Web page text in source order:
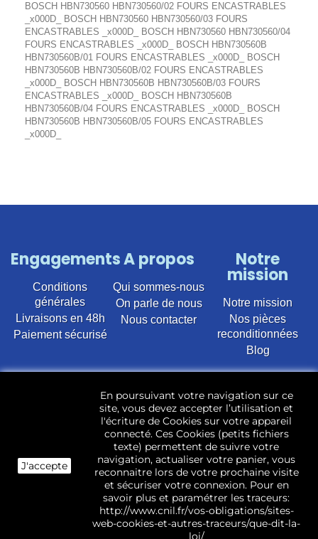
BOSCH HBN730560 HBN730560/02 FOURS ENCASTRABLES
_x000D_ BOSCH HBN730560 HBN730560/03 FOURS
ENCASTRABLES _x000D_ BOSCH HBN730560 HBN730560/04
FOURS ENCASTRABLES _x000D_ BOSCH HBN730560B
HBN730560B/01 FOURS ENCASTRABLES _x000D_ BOSCH
HBN730560B HBN730560B/02 FOURS ENCASTRABLES
_x000D_ BOSCH HBN730560B HBN730560B/03 FOURS
ENCASTRABLES _x000D_ BOSCH HBN730560B
HBN730560B/04 FOURS ENCASTRABLES _x000D_ BOSCH
HBN730560B HBN730560B/05 FOURS ENCASTRABLES
_x000D_
Engagements
Conditions
générales
Livraisons en 48h
Paiement sécurisé
A propos
Qui sommes-nous
On parle de nous
Nous contacter
Notre
mission
Notre mission
Nos pièces
reconditionnées
Blog
d’occasion pour toutes marques et modèles. Plus de
22 400 références (Lave-linge, Sèche-linge, Lave-
vaisselle, Micro-ondes, Fours, Cuisinières, Plaques de
cuisson, Réfrigérateurs, Congélateurs, aspirateurs,
Télévisions, LCD, Plasma, Téléviseur.)
Les pièces d’occasion sont révisées, testées pas nos
techniciens et mises en stock dans notre dépôt.
J'accepte
En poursuivant votre navigation sur ce
site, vous devez accepter l’utilisation et
l'écriture de Cookies sur votre appareil
connecté. Ces Cookies (petits fichiers
texte) permettent de suivre votre
navigation, actualiser votre panier, vous
reconnaitre lors de votre prochaine visite
et sécuriser votre connexion. Pour en
savoir plus et paramétrer les traceurs:
http://www.cnil.fr/vos-obligations/sites-
web-cookies-et-autres-traceurs/que-dit-la-
loi/